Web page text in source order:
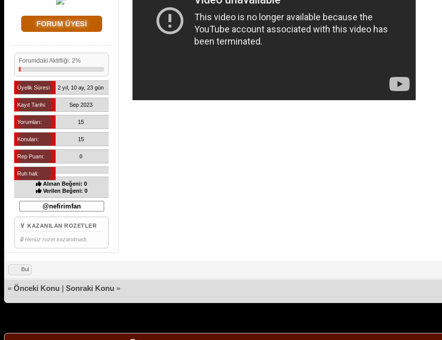
FORUM ÜYESİ
Forumdaki Aktifliği: 2%
Üyelik Süresi 2 yıl, 10 ay, 23 gün
Kayıt Tarihi: Sep 2023
Yorumları: 15
Konuları: 15
Rep Puanı: 0
Ruh hali:
Alınan Beğeni: 0
Verilen Beğeni: 0
🏅 KAZANILAN ROZETLER
🔒 Henüz rozet kazanılmadı.
Bul
« Önceki Konu | Sonraki Konu »